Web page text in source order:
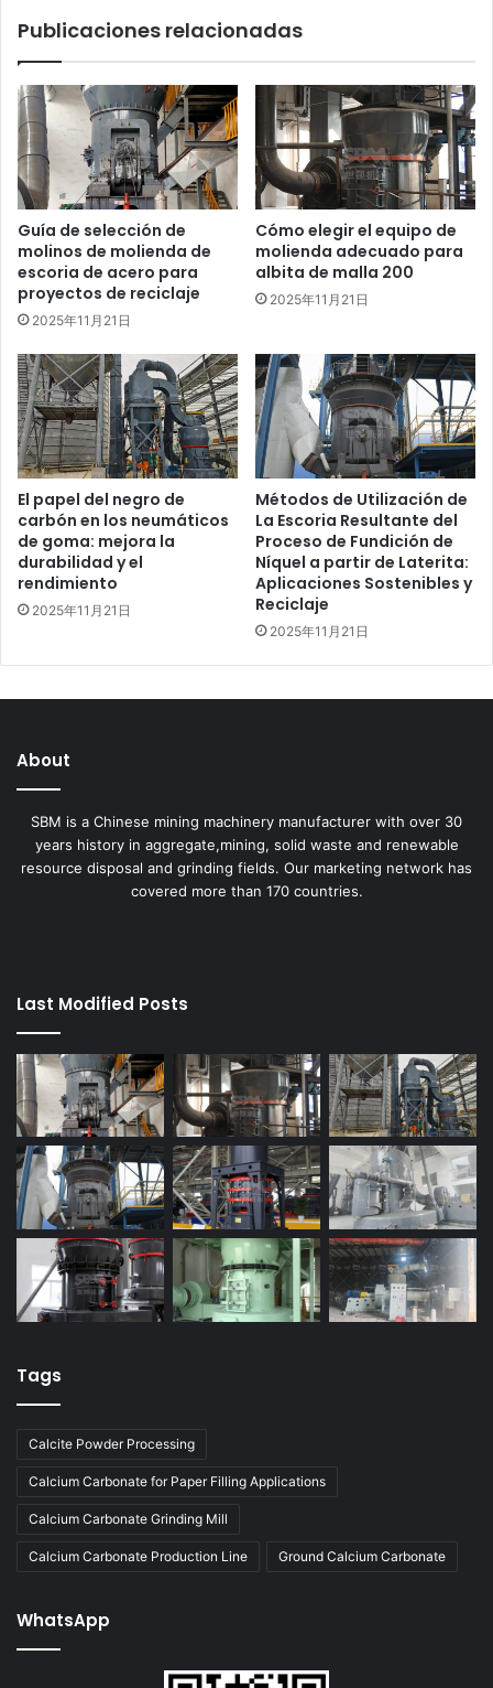
Publicaciones relacionadas
Guía de selección de
molinos de molienda de
escoria de acero para
proyectos de reciclaje
2025年11月21日
Cómo elegir el equipo de
molienda adecuado para
albita de malla 200
2025年11月21日
El papel del negro de
carbón en los neumáticos
de goma: mejora la
durabilidad y el
rendimiento
2025年11月21日
Métodos de Utilización de
La Escoria Resultante del
Proceso de Fundición de
Níquel a partir de Laterita:
Aplicaciones Sostenibles y
Reciclaje
2025年11月21日
About
SBM is a Chinese mining machinery manufacturer with over 30
years history in aggregate,mining, solid waste and renewable
resource disposal and grinding fields. Our marketing network has
covered more than 170 countries.
Last Modified Posts
Tags
Calcite Powder Processing
Calcium Carbonate for Paper Filling Applications
Calcium Carbonate Grinding Mill
Calcium Carbonate Production Line Ground Calcium Carbonate
WhatsApp